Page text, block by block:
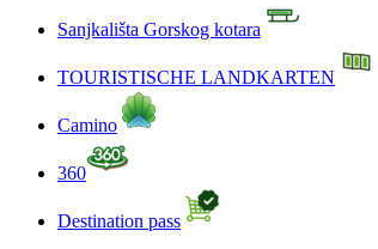
Sanjkališta Gorskog kotara
TOURISTISCHE LANDKARTEN
Camino
360
Destination pass